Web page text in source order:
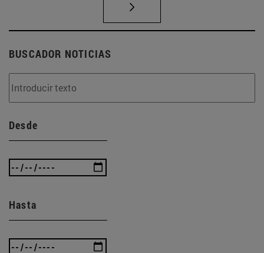
BUSCADOR NOTICIAS
Desde
Hasta